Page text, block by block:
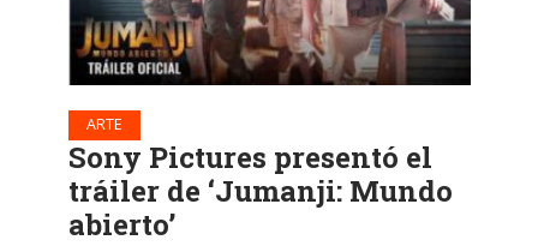
ARTE
Sony Pictures presentó el
tráiler de ‘Jumanji: Mundo
abierto’